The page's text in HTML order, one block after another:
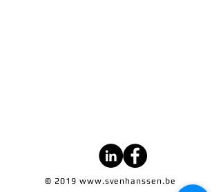
© 2019 www.svenhanssen.be